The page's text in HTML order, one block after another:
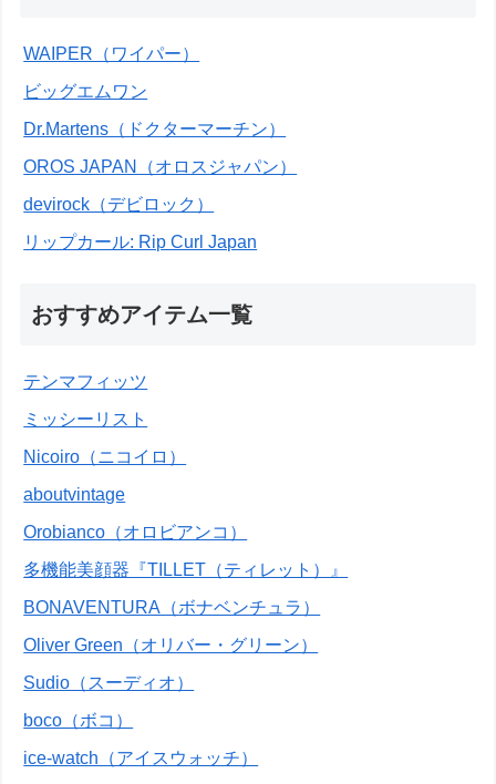
WAIPER（ワイパー）
ビッグエムワン
Dr.Martens（ドクターマーチン）
OROS JAPAN（オロスジャパン）
devirock（デビロック）
リップカール: Rip Curl Japan
おすすめアイテム一覧
テンマフィッツ
ミッシーリスト
Nicoiro（ニコイロ）
aboutvintage
Orobianco（オロビアンコ）
多機能美顔器『TILLET（ティレット）』
BONAVENTURA（ボナベンチュラ）
Oliver Green（オリバー・グリーン）
Sudio（スーディオ）
boco（ボコ）
ice-watch（アイスウォッチ）